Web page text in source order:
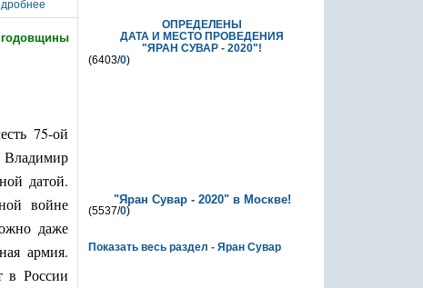
годовщины
75-ой
Владимир
датой.
войне
даже
армия.
в России
ОПРЕДЕЛЕНЫ
ДАТА И МЕСТО ПРОВЕДЕНИЯ
"ЯРАН СУВАР - 2020"!
(6403/0)
"Яран Сувар - 2020" в Москве!
(5537/0)
Показать весь раздел - Яран Сувар